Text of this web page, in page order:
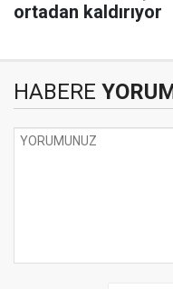
ortadan kaldırıyor
HABERE